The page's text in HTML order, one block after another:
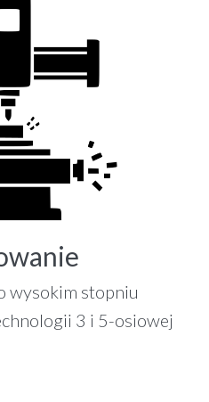
wysokim stopniu
3 i 5-osiowej